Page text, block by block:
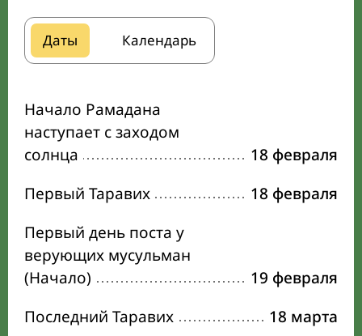
Даты Календарь
Начало Рамадана
наступает с заходом
солнца
18 февраля
Первый Таравих
18 февраля
Первый день поста у
верующих мусульман
(Начало)
19 февраля
Последний Таравих
18 марта